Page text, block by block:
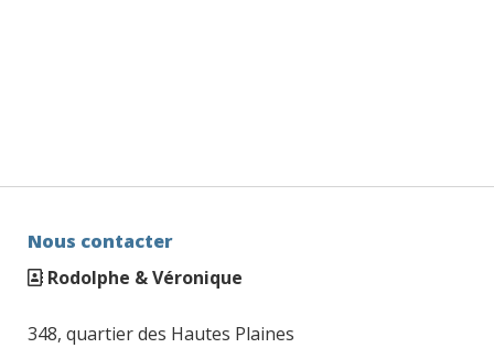
Nous contacter
Rodolphe & Véronique
348, quartier des Hautes Plaines